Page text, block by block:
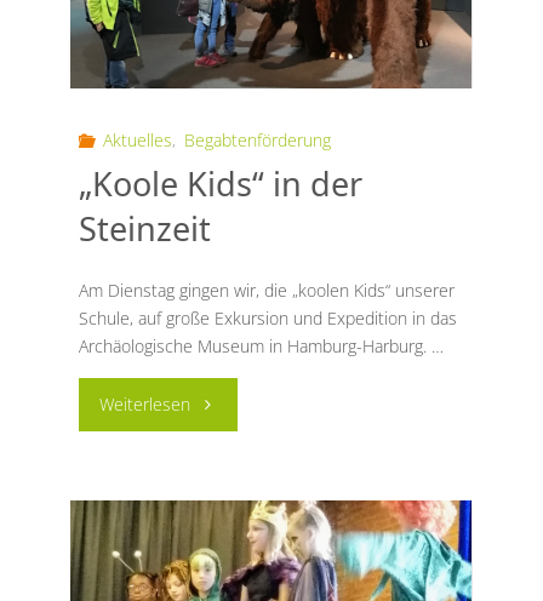
Aktuelles, Begabtenförderung
„Koole Kids“ in der
Steinzeit
Am Dienstag gingen wir, die „koolen Kids“ unserer
Schule, auf große Exkursion und Expedition in das
Archäologische Museum in Hamburg-Harburg. …
Weiterlesen"„Koole
in
der